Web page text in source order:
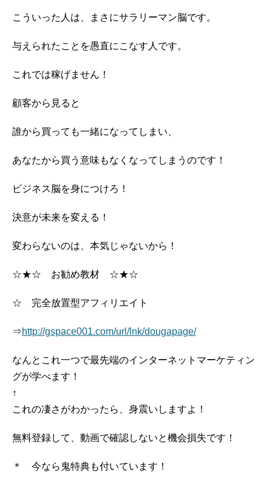
こういった人は、まさにサラリーマン脳です。
与えられたことを愚直にこなす人です。
これでは稼げません！
顧客から見ると
誰から買っても一緒になってしまい、
あなたから買う意味もなくなってしまうのです！
ビジネス脳を身につけろ！
決意が未来を変える！
変わらないのは、本気じゃないから！
☆★☆ お勧め教材 ☆★☆
☆ 完全放置型アフィリエイト
⇒http://gspace001.com/url/lnk/dougapage/
なんとこれ一つで最先端のインターネットマーケティン
グが学べます！
↑
これの凄さがわかったら、身震いしますよ！
無料登録して、動画で確認しないと機会損失です！
＊ 今なら鬼特典も付いています！